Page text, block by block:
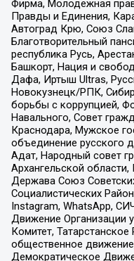
Фирма, Молодежная
Правды и Единения,
Автоград Крю, Союз
Благотворительный
республика Русь,
Башкорт, Нация и
Дафа, Иртыш Ultras,
Новокузнецк/РПК,
борьбы с коррупцией,
Навального, Совет
Краснодара, Мужское
объединение русского
Адат, Народный совет
Архангельской
Держава Союз
Социалистических
Instagram, WhatsApp,
Движение Организации
Комитет,
общественное
Демократическое